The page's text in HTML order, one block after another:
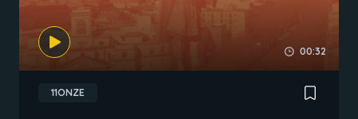
00:32
11ONZE